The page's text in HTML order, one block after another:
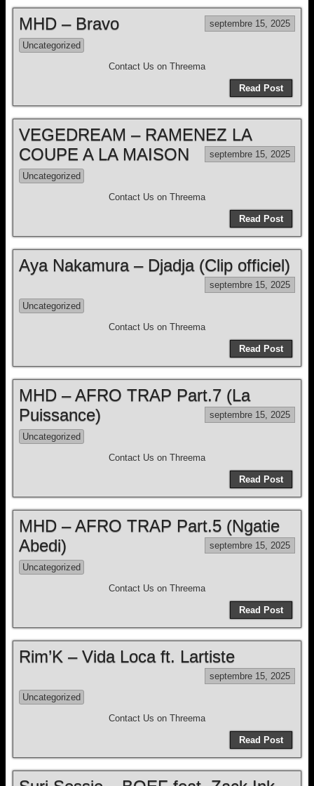
MHD – Bravo septembre 15, 2025
Uncategorized
Contact Us on Threema
Read Post
VEGEDREAM – RAMENEZ LA
COUPE A LA MAISON
septembre 15, 2025
Uncategorized
Contact Us on Threema
Read Post
Aya Nakamura – Djadja (Clip officiel)
septembre 15, 2025
Uncategorized
Contact Us on Threema
Read Post
MHD – AFRO TRAP Part.7 (La
Puissance)
septembre 15, 2025
Uncategorized
Contact Us on Threema
Read Post
MHD – AFRO TRAP Part.5 (Ngatie
Abedi)
septembre 15, 2025
Uncategorized
Contact Us on Threema
Read Post
Rim’K – Vida Loca ft. Lartiste
septembre 15, 2025
Uncategorized
Contact Us on Threema
Read Post